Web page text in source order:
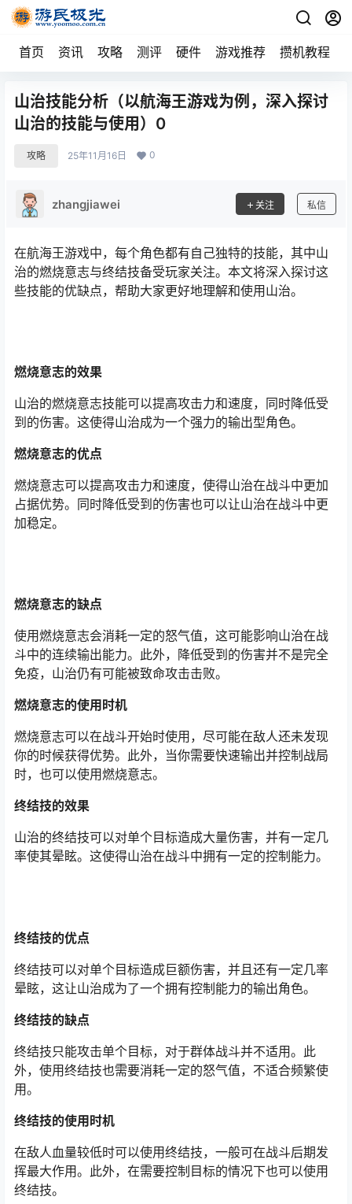
首页 资讯 攻略 测评 硬件 游戏推荐 攒机教程
山治技能分析（以航海王游戏为例，深入探讨
山治的技能与使用）0
攻略 25年11月16日 0
zhangjiawei 关注 私信
在航海王游戏中，每个角色都有自己独特的技能，其中山
治的燃烧意志与终结技备受玩家关注。本文将深入探讨这
些技能的优缺点，帮助大家更好地理解和使用山治。
燃烧意志的效果
山治的燃烧意志技能可以提高攻击力和速度，同时降低受
到的伤害。这使得山治成为一个强力的输出型角色。
燃烧意志的优点
燃烧意志可以提高攻击力和速度，使得山治在战斗中更加
占据优势。同时降低受到的伤害也可以让山治在战斗中更
加稳定。
燃烧意志的缺点
使用燃烧意志会消耗一定的怒气值，这可能影响山治在战
斗中的连续输出能力。此外，降低受到的伤害并不是完全
免疫，山治仍有可能被致命攻击击败。
燃烧意志的使用时机
燃烧意志可以在战斗开始时使用，尽可能在敌人还未发现
你的时候获得优势。此外，当你需要快速输出并控制战局
时，也可以使用燃烧意志。
终结技的效果
山治的终结技可以对单个目标造成大量伤害，并有一定几
率使其晕眩。这使得山治在战斗中拥有一定的控制能力。
终结技的优点
终结技可以对单个目标造成巨额伤害，并且还有一定几率
晕眩，这让山治成为了一个拥有控制能力的输出角色。
终结技的缺点
终结技只能攻击单个目标，对于群体战斗并不适用。此
外，使用终结技也需要消耗一定的怒气值，不适合频繁使
用。
终结技的使用时机
在敌人血量较低时可以使用终结技，一般可在战斗后期发
挥最大作用。此外，在需要控制目标的情况下也可以使用
终结技。